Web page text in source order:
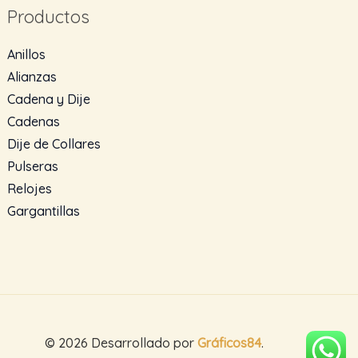
Productos
Anillos
Alianzas
Cadena y Dije
Cadenas
Dije de Collares
Pulseras
Relojes
Gargantillas
© 2026 Desarrollado por Gráficos84.